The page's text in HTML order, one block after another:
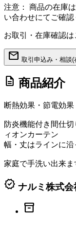
注意：
商品の在庫
い合わせにてご確認
お取引・在庫確認は
mail 取引申込み・相談(
description 商品紹介
断熱効果・節電効果
防炎機能付き間仕
ィオンカーテン
幅・丈はラインに沿
家庭で手洗い出来ま
verified ナルミ株式
inventory_2